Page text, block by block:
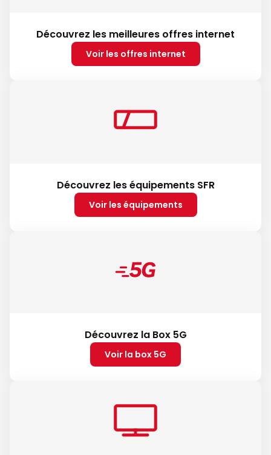
Découvrez les meilleures offres internet
Voir les offres internet
Découvrez les équipements SFR
Voir les équipements
Découvrez la Box 5G
Voir la box 5G